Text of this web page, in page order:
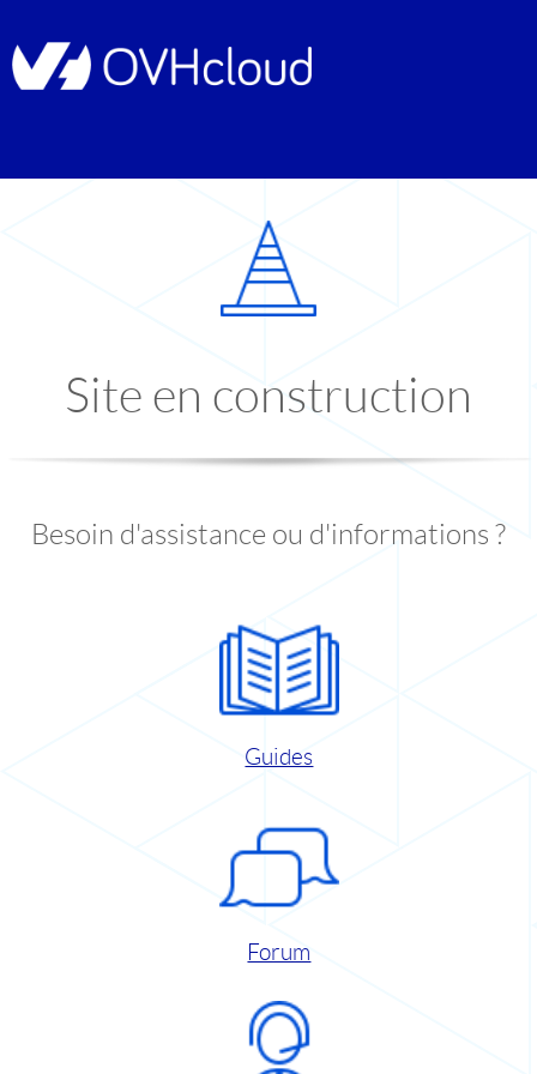
Site en construction
Besoin d'assistance ou d'informations ?
Guides
Forum